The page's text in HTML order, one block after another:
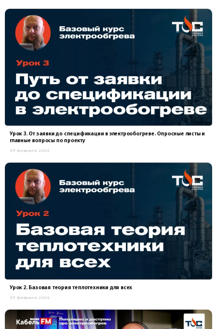
Урок 3. От заявки до спецификации в электрообогреве. Опросные листы и
главные вопросы по проекту
07 февраля 2026
Урок 2. Базовая теория теплотехники для всех
07 февраля 2026